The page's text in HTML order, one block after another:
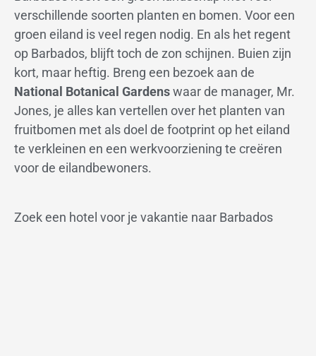
verschillende soorten planten en bomen. Voor een
groen eiland is veel regen nodig. En als het regent
op Barbados, blijft toch de zon schijnen. Buien zijn
kort, maar heftig. Breng een bezoek aan de
National Botanical Gardenswaar de manager, Mr.
Jones, je alles kan vertellen over het planten van
fruitbomen met als doel de footprint op het eiland
te verkleinen en een werkvoorziening te creëren
voor de eilandbewoners.
Zoek een hotel voor je vakantie naar Barbados